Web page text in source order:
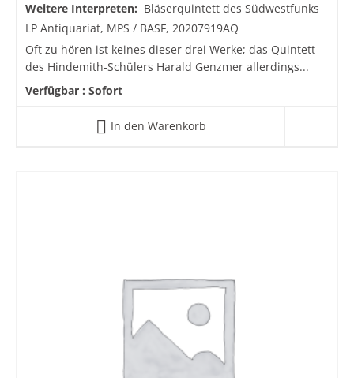
Weitere Interpreten: Bläserquintett des Südwestfunks
LP Antiquariat, MPS / BASF, 20207919AQ
Oft zu hören ist keines dieser drei Werke; das Quintett
des Hindemith-Schülers Harald Genzmer allerdings...
Verfügbar : Sofort
In den Warenkorb